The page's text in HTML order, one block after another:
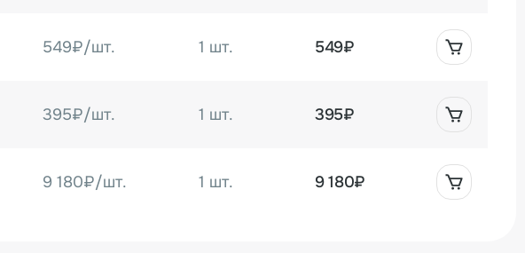
549₽/шт. 1 шт. 549₽
395₽/шт. 1 шт. 395₽
9 180₽/шт. 1 шт. 9 180₽